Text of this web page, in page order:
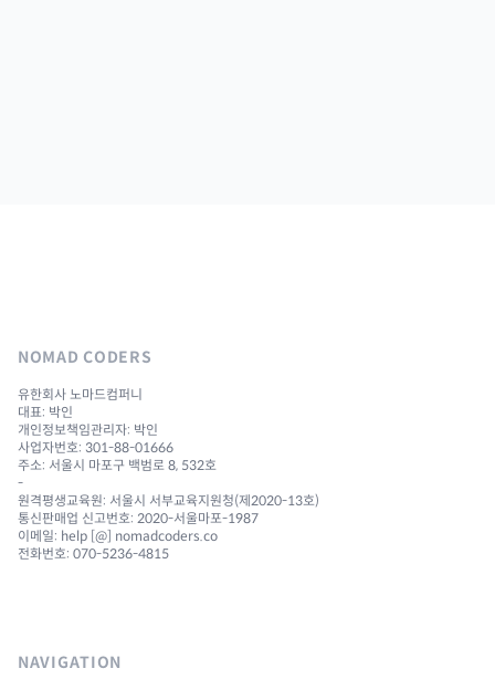
NOMAD CODERS
유한회사 노마드컴퍼니
대표: 박인
개인정보책임관리자: 박인
사업자번호: 301-88-01666
주소: 서울시 마포구 백범로 8, 532호
-
원격평생교육원: 서울시 서부교육지원청(제2020-13호)
통신판매업 신고번호: 2020-서울마포-1987
이메일: help [@] nomadcoders.co
전화번호: 070-5236-4815
NAVIGATION